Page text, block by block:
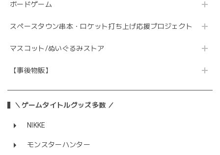
ボードゲーム
スペースタウン串本・ロケット打ち上げ応援プロジェクト
マスコット/ぬいぐるみストア
【事後物販】
＼ゲームタイトルグッズ多数 ／
NIKKE
モンスターハンター